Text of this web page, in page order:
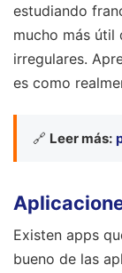
estudiando
mucho más útil
irregulares.
es como
🔗 Leer más:
Existen apps
bueno de las